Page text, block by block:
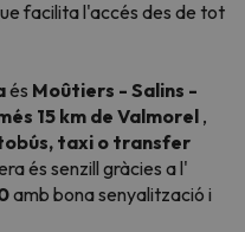
facilita l'accés des de tot
és Moûtiers - Salins -
15 km de Valmorel ,
taxi o transfer
és senzill gràcies a l'
amb bona senyalització i